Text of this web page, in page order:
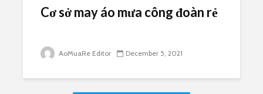
Cơ sở may áo mưa công đoàn rẻ
AoMuaRe Editor December 5, 2021